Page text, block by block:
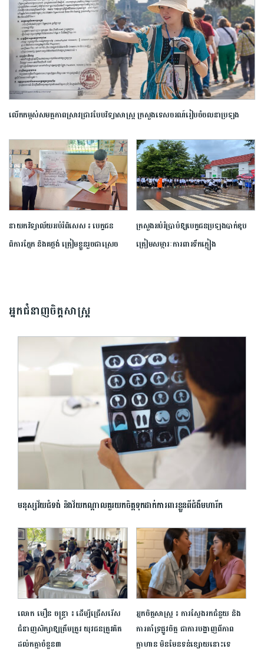
លើកកម្ពស់​សមត្ថភាព​ស្រាវជ្រាវ​បែប​វិទ្យាសាស្ត្រ​ ក្រសួង​ទេសចរណ៍​រៀបចំ​ចលនា​ប្រឡង​
នាយក​វិទ្យាល័យ​អប់រំ​ពិសេស​ ​៖ ​បេក្ខជន​
ពិការ​ភ្នែក​ និង​គថ្លង់​ ត្រៀមខ្លួន​រួច​ជាស្រេច​
ក្រសួង​អប់រំ​ប្រាប់​ឱ្យ​បេក្ខជន​ប្រឡង​បាក់ឌុប​
ត្រៀម​សម្ភារៈ​ការពារ​ទឹកភ្លៀង​
អ្នកជំនាញចិត្តសាស្រ្ត
មនុស្សវ័យជំទង់ និងវ័យកណ្ដាលគួរយកចិត្តទុកដាក់ការពារខ្លួនពីជំងឺមហារីក
លោក មឿន ចន្រ្ទា ៖ ដើម្បីជ្រើសរើស​
ជំនាញ​សិក្សា​ឱ្យ​ត្រឹម​ត្រូវ​ យុវជន​ត្រូវ​គិត​
ដល់​កត្តាចំនួន៣
អ្នកចិត្តសាស្ត្រ ៖ ការស្វែងរកជំនួយ និង
ការគាំទ្រផ្លូវចិត្ត ជាការបង្ហាញពីភាព
ក្លាហាន មិនមែនទន់ខ្សោយនោះទេ